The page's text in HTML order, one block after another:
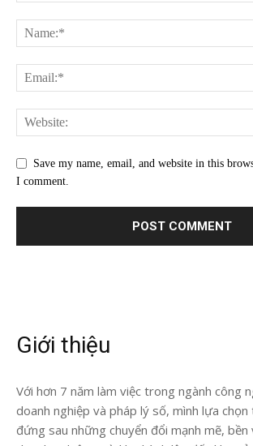
Save my name, email, and website in this
I comment.
Giới thiệu
Với hơn 7 năm làm việc trong ngành công
doanh nghiệp và pháp lý số, mình lựa
đứng sau những chuyển đổi mạnh mẽ, bền